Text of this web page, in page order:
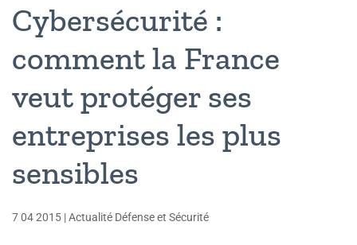
Cybersécurité :
comment la France
veut protéger ses
entreprises les plus
sensibles
7 04 2015 |Actualité Défense et Sécurité